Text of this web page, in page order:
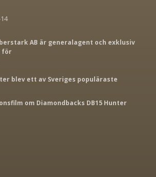
AB är generalagent och exklusiv
för
blev ett av Sveriges populäraste
om Diamondbacks DB15 Hunter